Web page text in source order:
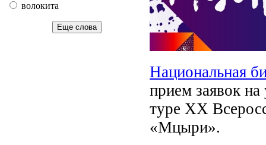
волокита
Еще слова
Национальная
прием заявок
туре XX
«Мцыри».